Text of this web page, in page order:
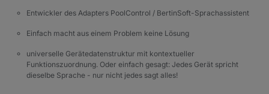
2025-11-30 01:43:28.436	info
poolcontrol.0
2025-11-30 01:43:28.275	info	Adapter
poolcontrol.0
Entwickler des Adapters PoolControl / BertinSoft-Sprachassistent
Einfach macht aus einem Problem keine Lösung
universelle Gerätedatenstruktur mit kontextueller
Funktionszuordnung. Oder einfach gesagt: Jedes Gerät spricht
dieselbe Sprache - nur nicht jedes sagt alles!